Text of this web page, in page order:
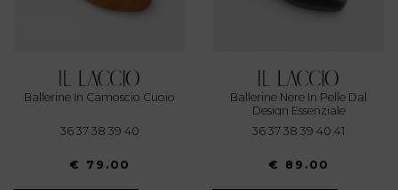
Ballerine In Camoscio Cuoio
36 37 38 39 40
€ 79.00
Ballerine Nere In Pelle Dal
Design Essenziale
36 37 38 39 40 41
€ 89.00